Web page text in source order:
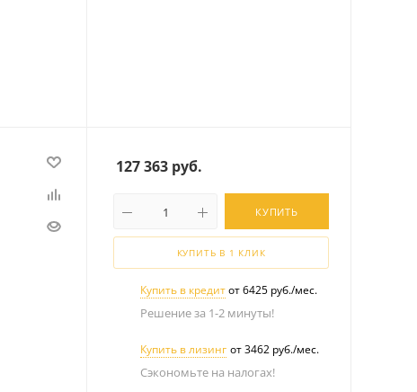
127 363 руб.
КУПИТЬ
КУПИТЬ В 1 КЛИК
Купить в кредитот 6425 руб./мес.
Решение за 1-2 минуты!
Купить в лизинг от 3462 руб./мес.
Сэкономьте на налогах!